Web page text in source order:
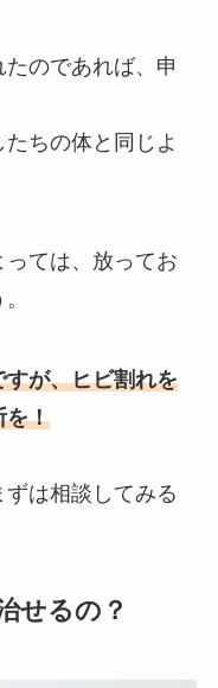
のであれば、申
ちの体と同じよ
ては、放ってお
が、ヒビ割れを
を！
は相談してみる
せるの？